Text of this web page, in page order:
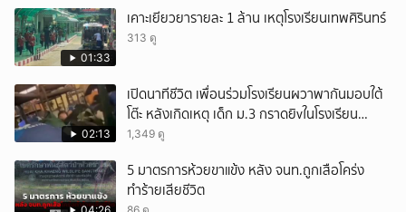
01:33
เคาะเยียวยารายละ 1 ล้าน เหตุโรงเรียนเทพศิรินทร์
313 ดู
02:13
เปิดนาทีชีวิต เพื่อนร่วมโรงเรียนผวาพากันมอบใต้
โต๊ะ หลังเกิดเหตุ เด็ก ม.3 กราดยิvในโรงเรียน
เทพศิรินทร์นนท์ แบบไม่เลือกหน้า เสียงปืนดังสนั่น
1,349 ดู
5 มาตรการห้วยขาแข้ง หลัง จนท.ถูกเสือโคร่ง
ทำร้ายเสียชีวิต